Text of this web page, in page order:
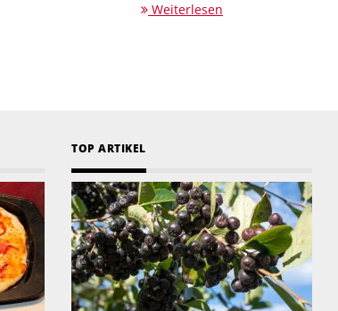
Weiterlesen
TOP ARTIKEL